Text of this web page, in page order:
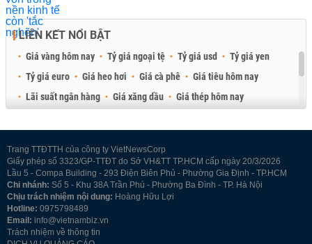
LIÊN KẾT NỔI BẬT
Giá vàng hôm nay Tỷ giá ngoại tệ Tỷ giá usd
Tỷ giá yen
Tỷ giá euro
Giá heo hơi Giá cà phê
Giá tiêu hôm nay
Lãi suất ngân hàng
Giá xăng dầu
Giá thép hôm nay
Trang TTĐTTH của công ty VietNewsCorp
Giấy phép số 3323/GP-TTĐT do Sở VH&TT TP.HCM cấp ngày 20/3/2026
Lầu 5 - Compa Building - 293 Điện Biên Phủ - Phường Gia Định - TP.HCM
Chi nhánh: Số 5 - Khu 38A Trần Phú - Phường Ba Đình - TP. Hà Nội
Chịu trách nhiệm nội dung: Hoàng Hữu Lợi
Hotline: 0975798489
Email: info@vietnambiz.vn
Trách nhiệm về thông tin